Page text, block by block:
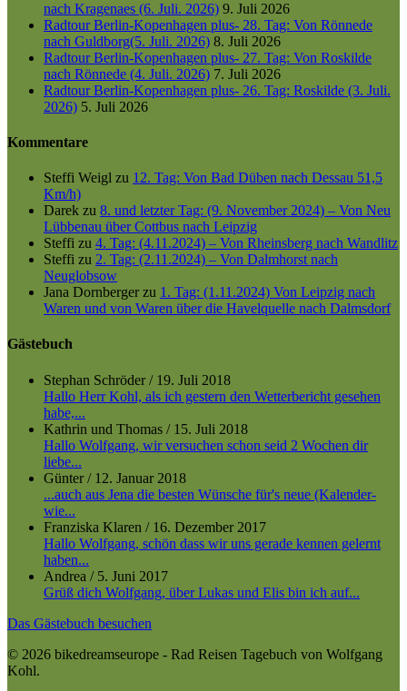
nach Kragenaes (6. Juli. 2026) 9. Juli 2026
Radtour Berlin-Kopenhagen plus- 28. Tag: Von Rönnede
nach Guldborg(5. Juli. 2026) 8. Juli 2026
Radtour Berlin-Kopenhagen plus- 27. Tag: Von Roskilde
nach Rönnede (4. Juli. 2026) 7. Juli 2026
Radtour Berlin-Kopenhagen plus- 26. Tag: Roskilde (3. Juli.
2026) 5. Juli 2026
Kommentare
Steffi Weigl zu 12. Tag: Von Bad Düben nach Dessau 51,5
Km/h)
Darek zu 8. und letzter Tag: (9. November 2024) – Von Neu
Lübbenau über Cottbus nach Leipzig
Steffi zu 4. Tag: (4.11.2024) – Von Rheinsberg nach Wandlitz
Steffi zu 2. Tag: (2.11.2024) – Von Dalmhorst nach
Neuglobsow
Jana Dornbergerzu 1. Tag: (1.11.2024) Von Leipzig nach
Waren und von Waren über die Havelquelle nach Dalmsdorf
Gästebuch
Stephan Schröder/ 19. Juli 2018
Hallo Herr Kohl, als ich gestern den Wetterbericht gesehen
habe,...
Kathrin und Thomas / 15. Juli 2018
Hallo Wolfgang, wir versuchen schon seid 2 Wochen dir
liebe...
Günter/ 12. Januar 2018
...auch aus Jena die besten Wünsche für's neue (Kalender-
wie...
Franziska Klaren / 16. Dezember 2017
Hallo Wolfgang, schön dass wir uns gerade kennen gelernt
haben...
Andrea / 5. Juni 2017
Grüß dich Wolfgang, über Lukas und Elis bin ich auf...
Das Gästebuch besuchen
© 2026 bikedreamseurope - Rad Reisen Tagebuch von Wolfgang
Kohl.